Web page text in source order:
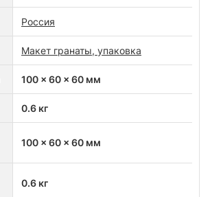
Россия
Макет гранаты, упаковка
100 x 60 x 60 мм
0.6 кг
100 x 60 x 60 мм
0.6 кг